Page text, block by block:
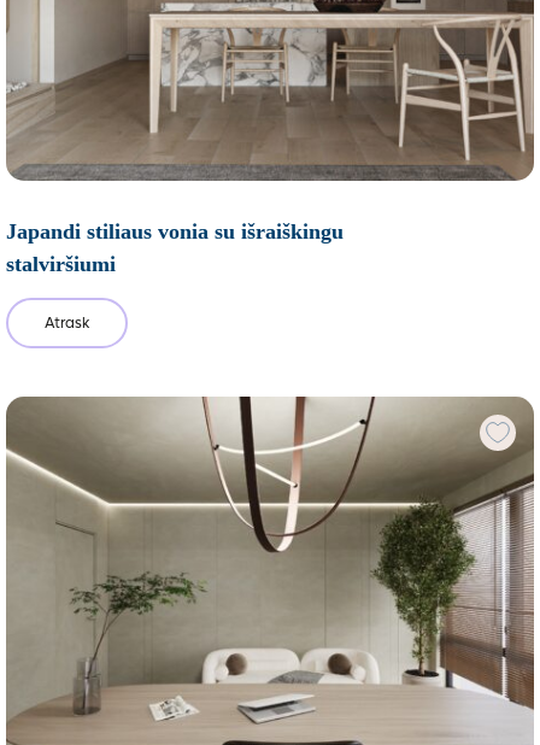
Japandi stiliaus vonia su išraiškingu
stalviršiumi
Atrask